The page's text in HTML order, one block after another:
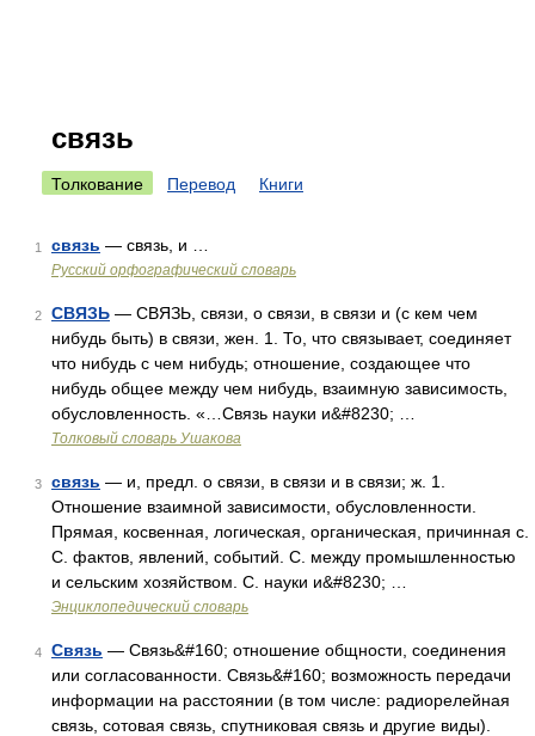
связь
Толкование Перевод Книги
1 связь — связь, и …
Русский орфографический словарь
2 СВЯЗЬ — СВЯЗЬ, связи, о связи, в связи и (с кем чем
нибудь быть) в связи, жен. 1. То, что связывает, соединяет
что нибудь с чем нибудь; отношение, создающее что
нибудь общее между чем нибудь, взаимную зависимость,
обусловленность. «…Связь науки и&#8230; …
Толковый словарь Ушакова
3 связь — и, предл. о связи, в связи и в связи; ж. 1.
Отношение взаимной зависимости, обусловленности.
Прямая, косвенная, логическая, органическая, причинная с.
С. фактов, явлений, событий. С. между промышленностью
и сельским хозяйством. С. науки и&#8230; …
Энциклопедический словарь
4 Связь — Связь&#160; отношение общности, соединения
или согласованности. Связь&#160; возможность передачи
информации на расстоянии (в том числе: радиорелейная
связь, сотовая связь, спутниковая связь и другие виды).